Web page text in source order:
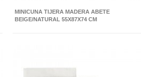
MINICUNA TIJERA MADERA ABETE
BEIGE/NATURAL 55X87X74 CM